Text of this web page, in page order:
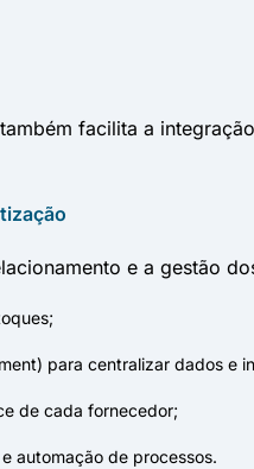
facilita a
e a gestão
para centralizar dados e
de cada fornecedor;
automação de processos.